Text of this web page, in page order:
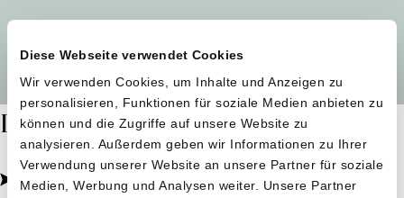
Diese Webseite verwendet Cookies
Wir verwenden Cookies, um Inhalte und Anzeigen zu
personalisieren, Funktionen für soziale Medien anbieten zu
können und die Zugriffe auf unsere Website zu
analysieren. Außerdem geben wir Informationen zu Ihrer
Verwendung unserer Website an unsere Partner für soziale
Medien, Werbung und Analysen weiter. Unsere Partner
Dafür stehen wir
Pestizidfrei angebaut, schonend verarbeitet.